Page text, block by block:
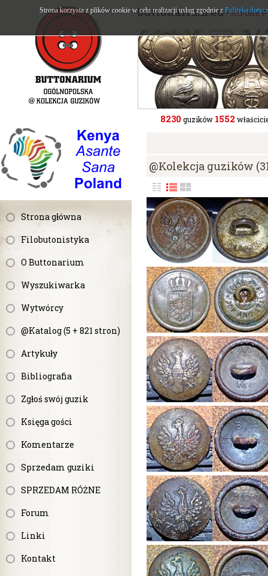
Strona główna
Filobutonistyka
O Buttonarium
Wyszukiwarka
Wytwórcy
@Katalog (5 + 821 stron)
Artykuły
Bibliografia
Zgłoś swój guzik
Księga gości
Komentarze
Sprzedam guziki
SPRZEDAM RÓŻNE
Forum
Linki
Kontakt
buttonarium.eu- Strona
8230 guzików 1552
@Kolekcja guzików
Strona korzysta z plików cookie w celu realizacji usług zgodnie z Polityką